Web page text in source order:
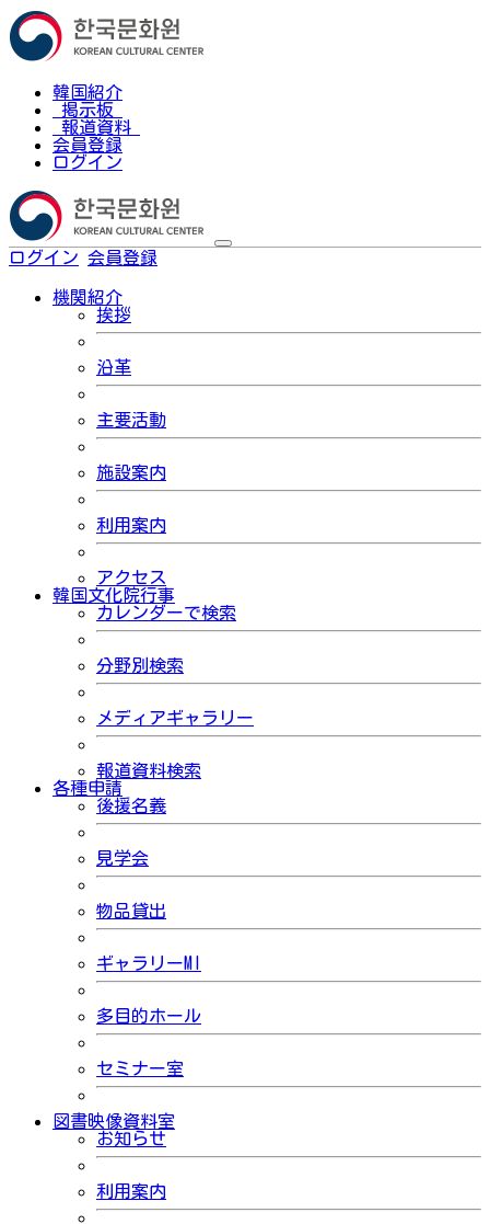
韓国紹介
掲示板
報道資料
会員登録
ログイン
ログイン 会員登録
機関紹介
挨拶
沿革
主要活動
施設案内
利用案内
アクセス
韓国文化院行事
カレンダーで検索
分野別検索
メディアギャラリー
報道資料検索
各種申請
後援名義
見学会
物品貸出
ギャラリーMI
多目的ホール
セミナー室
図書映像資料室
お知らせ
利用案内